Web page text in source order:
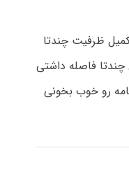
ظرفیت چندتا
چندتا فاصله داشتی
رو خوب بخونی